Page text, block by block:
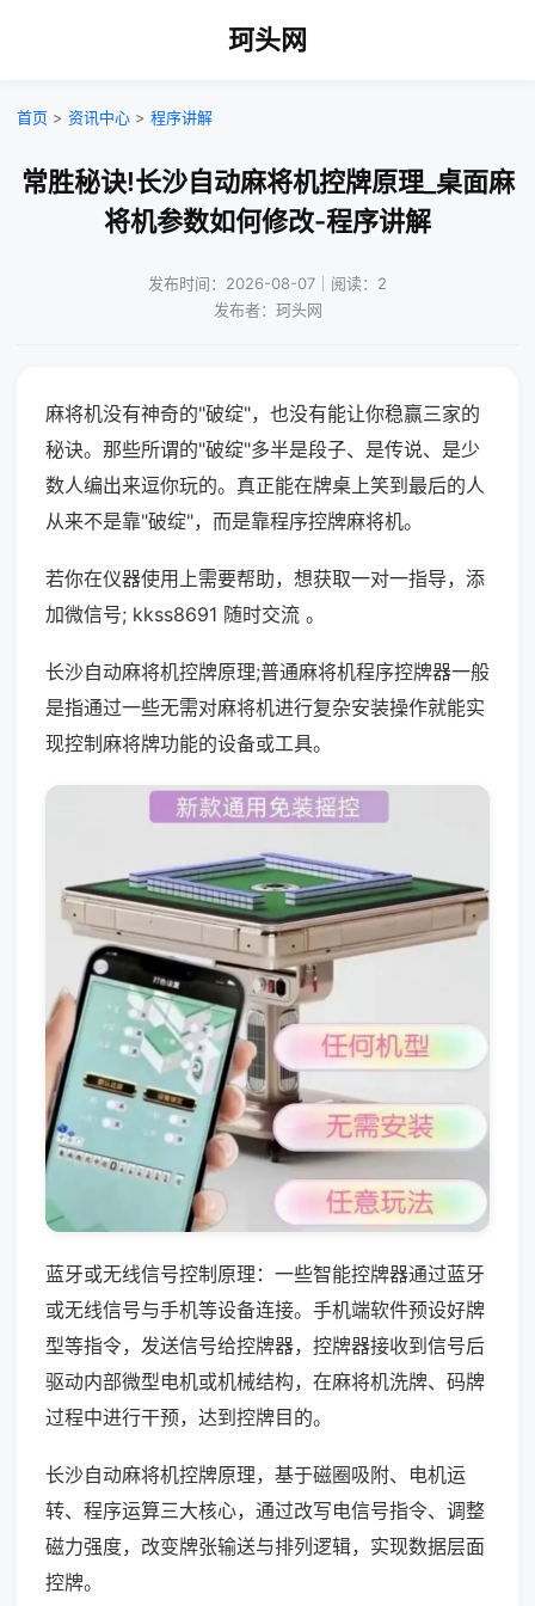
珂头网
首页 > 资讯中心 > 程序讲解
常胜秘诀!长沙自动麻将机控牌原理_桌面麻
将机参数如何修改-程序讲解
发布时间：2026-08-07｜阅读：2
发布者：珂头网
麻将机没有神奇的"破绽"，也没有能让你稳赢三家的
秘诀。那些所谓的"破绽"多半是段子、是传说、是少
数人编出来逗你玩的。真正能在牌桌上笑到最后的人
从来不是靠"破绽"，而是靠程序控牌麻将机。
若你在仪器使用上需要帮助，想获取一对一指导，添
加微信号; kkss8691 随时交流 。
长沙自动麻将机控牌原理;普通麻将机程序控牌器一般
是指通过一些无需对麻将机进行复杂安装操作就能实
现控制麻将牌功能的设备或工具。
蓝牙或无线信号控制原理：一些智能控牌器通过蓝牙
或无线信号与手机等设备连接。手机端软件预设好牌
型等指令，发送信号给控牌器，控牌器接收到信号后
驱动内部微型电机或机械结构，在麻将机洗牌、码牌
过程中进行干预，达到控牌目的。
长沙自动麻将机控牌原理，基于磁圈吸附、电机运
转、程序运算三大核心，通过改写电信号指令、调整
磁力强度，改变牌张输送与排列逻辑，实现数据层面
控牌。